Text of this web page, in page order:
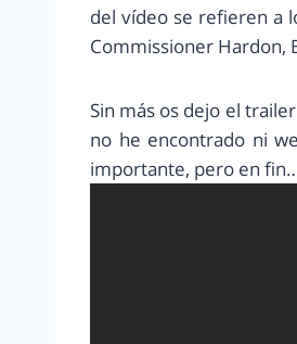
del vídeo se refieren a
Commissioner Hardon,
Sin más os dejo el
no he encontrado ni
importante, pero en